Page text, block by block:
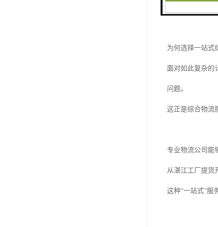
为何选择一站式
面对如此复杂的
问题。
这正是综合物
专业物流公司能
从湛江工厂提货
这种“一站式”服